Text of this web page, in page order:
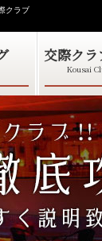
クラブ
交際クラ
Kousai